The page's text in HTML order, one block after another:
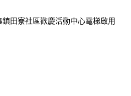
田寮社區歡慶活動中心電梯啟用